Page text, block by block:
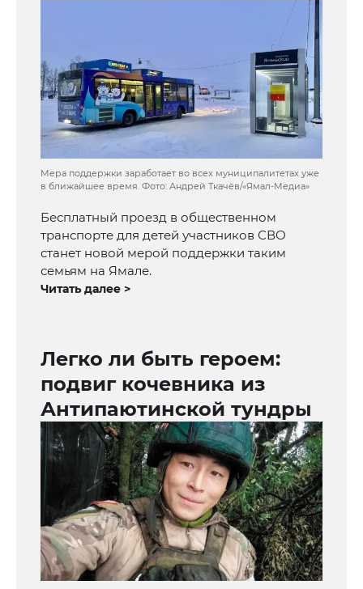
Мера поддержки заработает во всех муниципалитетах уже
в ближайшее время. Фото: Андрей Ткачёв/«Ямал-Медиа»
Бесплатный проезд в общественном
транспорте для детей участников СВО
станет новой мерой поддержки таким
семьям на Ямале.
Читать далее >
Легко ли быть героем:
подвиг кочевника из
Антипаютинской тундры